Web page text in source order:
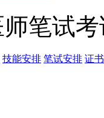
笔试
技能安排 笔试安排 证